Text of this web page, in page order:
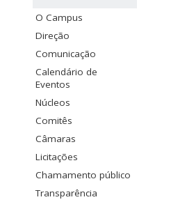
O Campus
Direção
Comunicação
Calendário de
Eventos
Núcleos
Comitês
Câmaras
Licitações
Chamamento público
Transparência